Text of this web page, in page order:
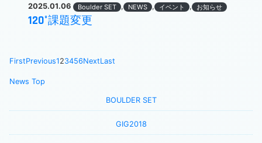
2025.01.06 Boulder SET , NEWS , イベント , お知らせ
120°課題変更
FirstPrevious123456NextLast
News Top
BOULDER SET
GIG2018